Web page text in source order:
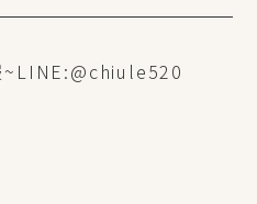
~LINE:@chiule520